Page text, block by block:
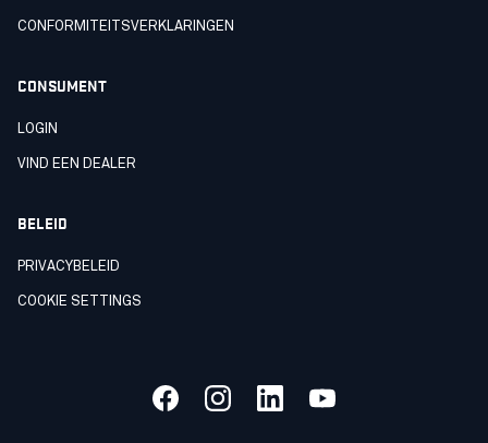
CONFORMITEITSVERKLARINGEN
CONSUMENT
LOGIN
VIND EEN DEALER
BELEID
PRIVACYBELEID
COOKIE SETTINGS